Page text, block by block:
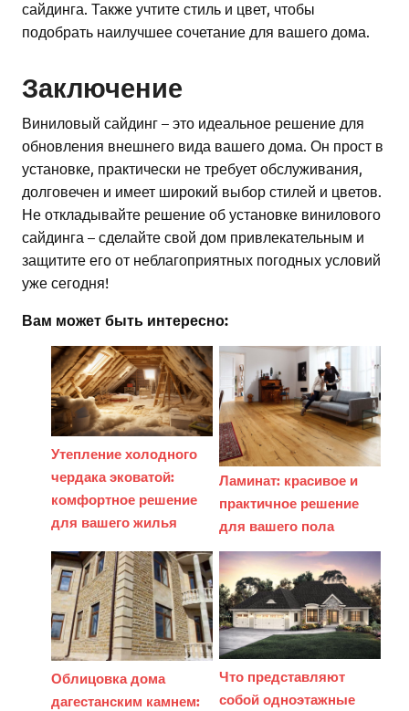
сайдинга. Также учтите стиль и цвет, чтобы
подобрать наилучшее сочетание для вашего дома.
Заключение
Виниловый сайдинг – это идеальное решение для
обновления внешнего вида вашего дома. Он прост в
установке, практически не требует обслуживания,
долговечен и имеет широкий выбор стилей и цветов.
Не откладывайте решение об установке винилового
сайдинга – сделайте свой дом привлекательным и
защитите его от неблагоприятных погодных условий
уже сегодня!
Вам может быть интересно:
Утепление холодного
чердака эковатой:
комфортное решение
для вашего жилья
Ламинат: красивое и
практичное решение
для вашего пола
Облицовка дома
дагестанским камнем:
Что представляют
собой одноэтажные